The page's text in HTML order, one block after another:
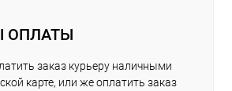
ОПЛАТЫ
заказ курьеру наличными
карте, или же оплатить заказ